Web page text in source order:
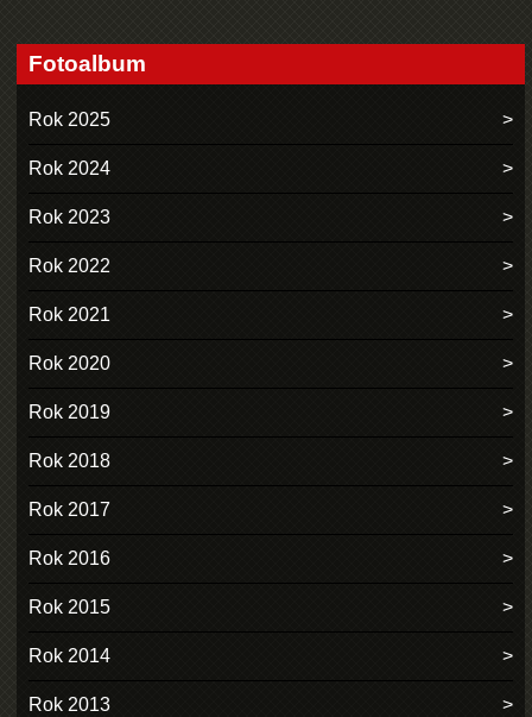
Fotoalbum
Rok 2025
Rok 2024
Rok 2023
Rok 2022
Rok 2021
Rok 2020
Rok 2019
Rok 2018
Rok 2017
Rok 2016
Rok 2015
Rok 2014
Rok 2013